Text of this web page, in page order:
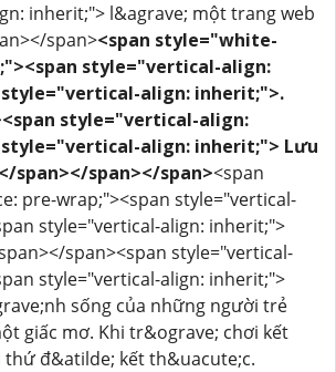
inherit;"> l&agrave; một trang web
span><span style="white-
style="vertical-align:
align: inherit;">.
style="vertical-align:
align: inherit;"> Lưu
span></span></span><span
pre-wrap;"><span style="vertical-
style="vertical-align: inherit;">
span><span style="vertical-
style="vertical-align: inherit;">
sống của những người trẻ
giấc mơ. Khi tr&ograve; chơi kết
đ&atilde; kết th&uacute;c.